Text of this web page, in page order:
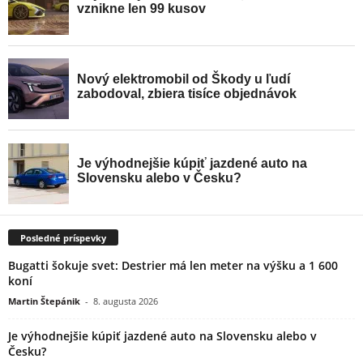
Posledné príspevky
Bugatti šokuje svet: Destrier má len meter na výšku a 1 600
koní
Martin Štepánik - 8. augusta 2026
Je výhodnejšie kúpiť jazdené auto na Slovensku alebo v
Česku?